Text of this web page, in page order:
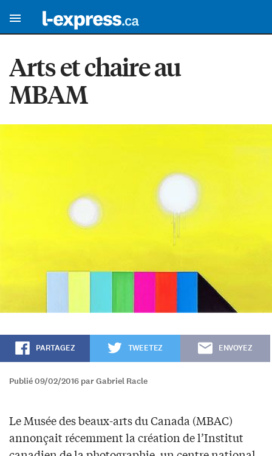
Arts et chaire au
MBAM
PARTAGEZ TWEETEZ ENVOYEZ
Publié 09/02/2016 par Gabriel Racle
Le Musée des beaux-arts du Canada (MBAC)
annonçait récemment la création de l’Institut